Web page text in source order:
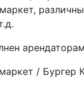
/ Бургер